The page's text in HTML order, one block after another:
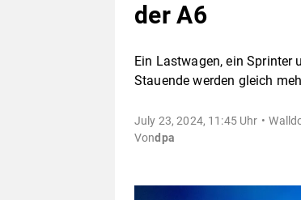
der A6
Ein Lastwagen, ein Sprinter
Stauende werden gleich
July 23, 2024, 11:45 Uhr
Vondpa